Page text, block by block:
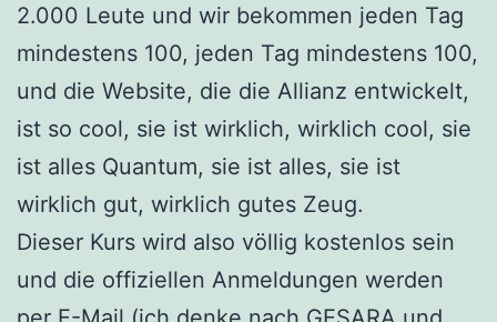
2.000 Leute und wir bekommen jeden Tag
mindestens 100, jeden Tag mindestens 100,
und die Website, die die Allianz entwickelt,
ist so cool, sie ist wirklich, wirklich cool, sie
ist alles Quantum, sie ist alles, sie ist
wirklich gut, wirklich gutes Zeug.
Dieser Kurs wird also völlig kostenlos sein
und die offiziellen Anmeldungen werden